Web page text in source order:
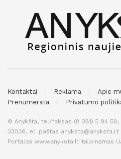
Kontaktai Reklama Apie
Prenumerata
Privatumo
© Anykšta, tel/faksas (8 381) 5 94
33036, el. paštas anyksta@anyksta.lt
Portalas www.anyksta.lt talpinamas